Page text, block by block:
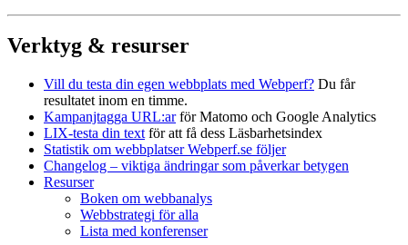
Verktyg & resurser
Vill du testa din egen webbplats med Webperf? Du får
resultatet inom en timme.
Kampanjtagga URL:arför Matomo och Google Analytics
LIX-testa din text för att få dess Läsbarhetsindex
Statistik om webbplatser Webperf.se följer
Changelog – viktiga ändringar som påverkar betygen
Resurser
Boken om webbanalys
Webbstrategi för alla
Lista med konferenser